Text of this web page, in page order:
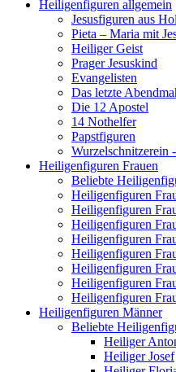
Heiligenfiguren allgemein
Jesusfiguren aus
Pieta – Maria mit
Heiliger Geist
Prager Jesuskind
Evangelisten
Das letzte
Die 12 Apostel
14 Nothelfer
Papstfiguren
Wurzelschnitzerein
Heiligenfiguren Frauen
Beliebte
Heiligenfiguren
Heiligenfiguren
Heiligenfiguren
Heiligenfiguren
Heiligenfiguren
Heiligenfiguren
Heiligenfiguren
Heiligenfiguren
Heiligenfiguren Männer
Beliebte
Heiliger
Heiliger Josef